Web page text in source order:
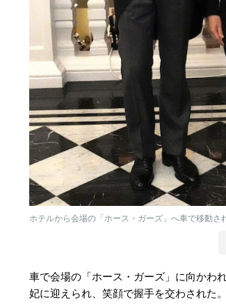
ホテルから会場の「ホース・ガーズ」へ車で移動さ
車で会場の「ホース・ガーズ」に向かわ
妃に迎えられ、笑顔で握手を交わされた。